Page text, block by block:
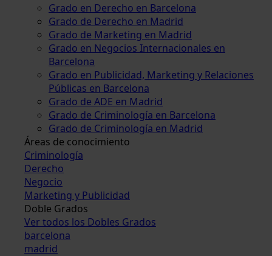
Grado en Derecho en Barcelona
Grado de Derecho en Madrid
Grado de Marketing en Madrid
Grado en Negocios Internacionales en
Barcelona
Grado en Publicidad, Marketing y Relaciones
Públicas en Barcelona
Grado de ADE en Madrid
Grado de Criminología en Barcelona
Grado de Criminología en Madrid
Áreas de conocimiento
Criminología
Derecho
Negocio
Marketing y Publicidad
Doble Grados
Ver todos los Dobles Grados
barcelona
madrid